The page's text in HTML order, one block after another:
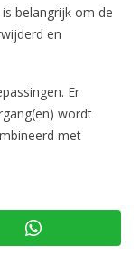
belangrijk om de
en
Er
wordt
met